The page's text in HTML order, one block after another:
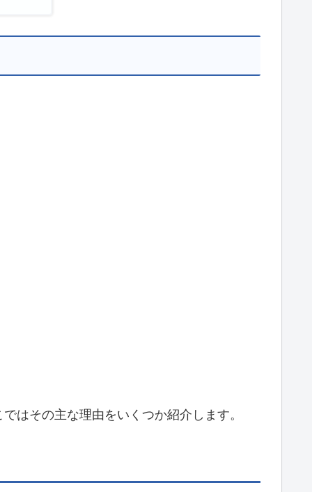
はその主な理由をいくつか紹介します。